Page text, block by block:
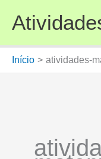
para
conteúdo
Início atividades-